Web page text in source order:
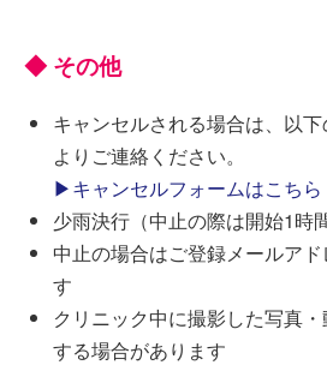
◆ その他
キャンセルされる場合は、以
よりご連絡ください。
▶キャンセルフォームはこちら
少雨決行（中止の際は開始1時
中止の場合はご登録メールア
す
クリニック中に撮影した写真
する場合があります